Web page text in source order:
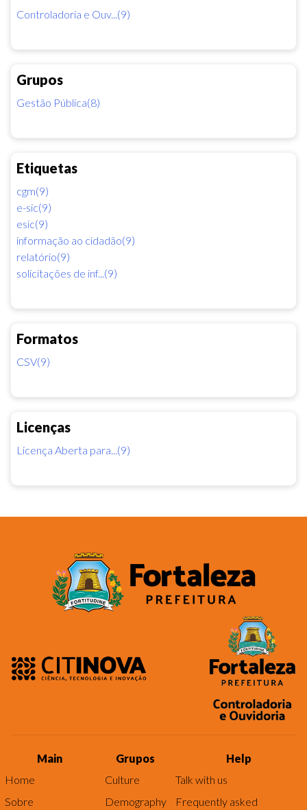
Controladoria e Ouv...(9)
Grupos
Gestão Pública(8)
Etiquetas
cgm(9)
e-sic(9)
esic(9)
informação ao cidadão(9)
relatório(9)
solicitações de inf...(9)
Formatos
CSV(9)
Licenças
Licença Aberta para...(9)
Main
Home
Sobre
Grupos
Culture
Demography
Help
Talk with us
Frequently asked